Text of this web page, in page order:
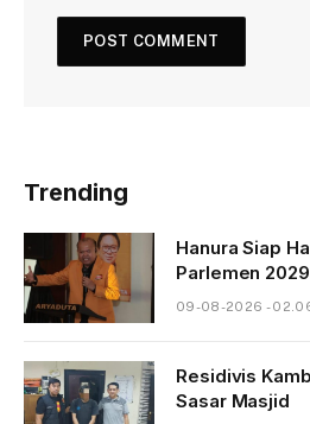
Trending
Hanura Siap
Parlemen
09-08-2026 -
Residivis
Sasar Masjid